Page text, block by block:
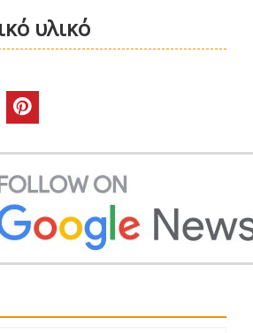
υλικό